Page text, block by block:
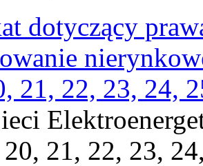
dotyczący
21, 22, 23, 24,
21, 22, 23,